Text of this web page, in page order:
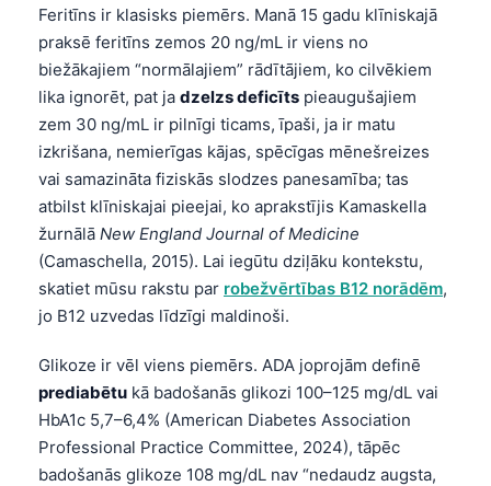
Feritīns ir klasisks piemērs. Manā 15 gadu klīniskajā
praksē feritīns zemos 20 ng/mL ir viens no
biežākajiem “normālajiem” rādītājiem, ko cilvēkiem
lika ignorēt, pat ja dzelzs deficīts pieaugušajiem
zem 30 ng/mL ir pilnīgi ticams, īpaši, ja ir matu
izkrišana, nemierīgas kājas, spēcīgas mēnešreizes
vai samazināta fiziskās slodzes panesamība; tas
atbilst klīniskajai pieejai, ko aprakstījis Kamaskella
žurnālā New England Journal of Medicine
(Camaschella, 2015). Lai iegūtu dziļāku kontekstu,
skatiet mūsu rakstu par robežvērtības B12 norādēm,
jo B12 uzvedas līdzīgi maldinoši.
Glikoze ir vēl viens piemērs. ADA joprojām definē
prediabētu kā badošanās glikozi 100–125 mg/dL vai
HbA1c 5,7–6,4% (American Diabetes Association
Professional Practice Committee, 2024), tāpēc
badošanās glikoze 108 mg/dL nav “nedaudz augsta,